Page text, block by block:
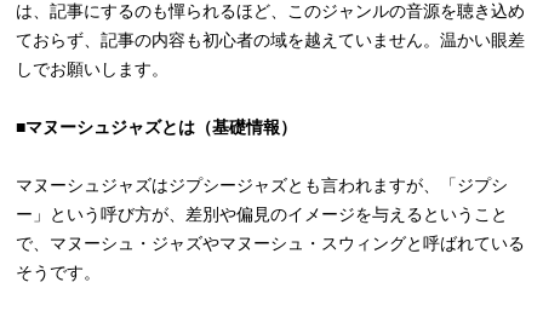
は、記事にするのも憚られるほど、このジャンルの音源を聴き込め
ておらず、記事の内容も初心者の域を越えていません。温かい眼差
しでお願いします。
■マヌーシュジャズとは（基礎情報）
マヌーシュジャズはジプシージャズとも言われますが、「ジプシ
ー」という呼び方が、差別や偏見のイメージを与えるということ
で、マヌーシュ・ジャズやマヌーシュ・スウィングと呼ばれている
そうです。